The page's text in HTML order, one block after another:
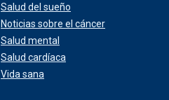
Salud del sueño
Noticias sobre el cáncer
Salud mental
Salud cardíaca
Vida sana